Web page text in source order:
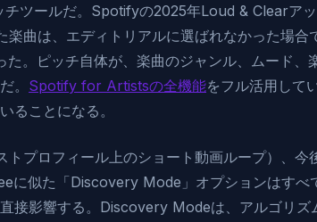
ツールだ。Spotifyの2025年Loud & Clearア
楽曲は、エディトリアルに選ばれなかった場合
。ピッチ自体が、楽曲のジャンル、ムード、
。 Spotify for Artistsの全機能をフル活用して
ることになる。
プロフィール上のショート動画ループ）、今
に似た「Discovery Mode」オプションはすべ
接影響する。Discovery Modeは、アルゴリズ